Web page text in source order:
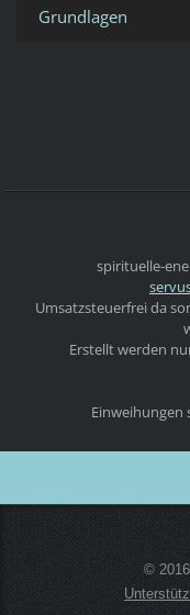
Grundlagen
spirituelle-
Umsatzsteuerfrei da
Erstellt werden
Einweihungen
©